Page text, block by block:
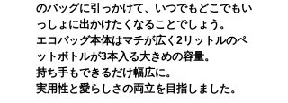
のバッグに引っかけて、いつでもどこでもい
っしょに出かけたくなることでしょう。
エコバッグ本体はマチが広く2リットルのペ
ットボトルが3本入る大きめの容量。
持ち手もできるだけ幅広に。
実用性と愛らしさの両立を目指しました。